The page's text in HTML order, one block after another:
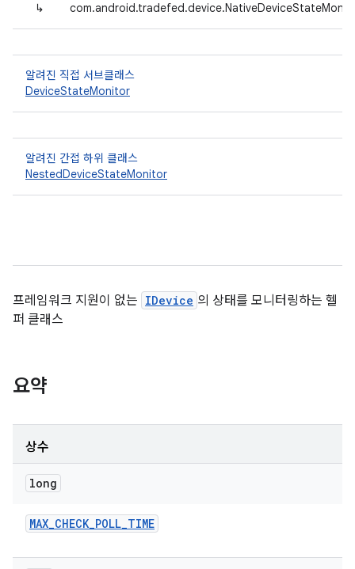
↳
알려진 직접 서브클래스
DeviceStateMonitor
알려진 간접 하위 클래스
NestedDeviceStateMonitor
프레임워크 지원이 없는 IDevice 의 상태를 모니터링하는 헬
퍼 클래스
요약
상수
long
MAX_CHECK_POLL_TIME